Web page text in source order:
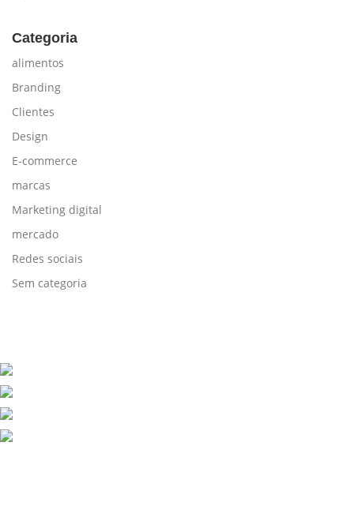
Categoria
alimentos
Branding
Clientes
Design
E-commerce
marcas
Marketing digital
mercado
Redes sociais
Sem categoria